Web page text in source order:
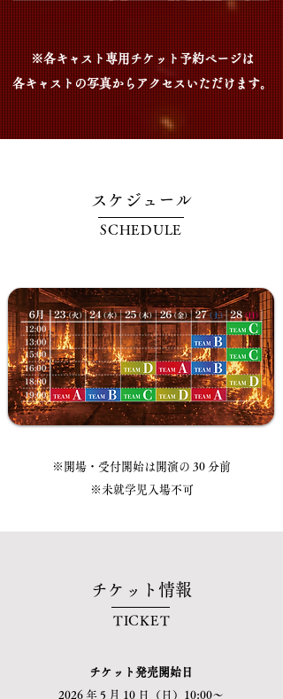
※各キャスト専用チケット予約ページは
各キャストの写真からアクセスいただけます。
スケジュール
SCHEDULE
※開場・受付開始は開演の 30 分前
※未就学児入場不可
チケット情報
TICKET
チケット発売開始日
2026 年 5 月 10 日（日）10:00～